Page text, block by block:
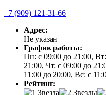
+7 (909) 121-31-66
Адрес:
Не указан
График работы:
Пн: с 09:00 до 21:00,
21:00, Чт: с 09:00 до
11:00 до 20:00, Вс: с
Рейтинг: